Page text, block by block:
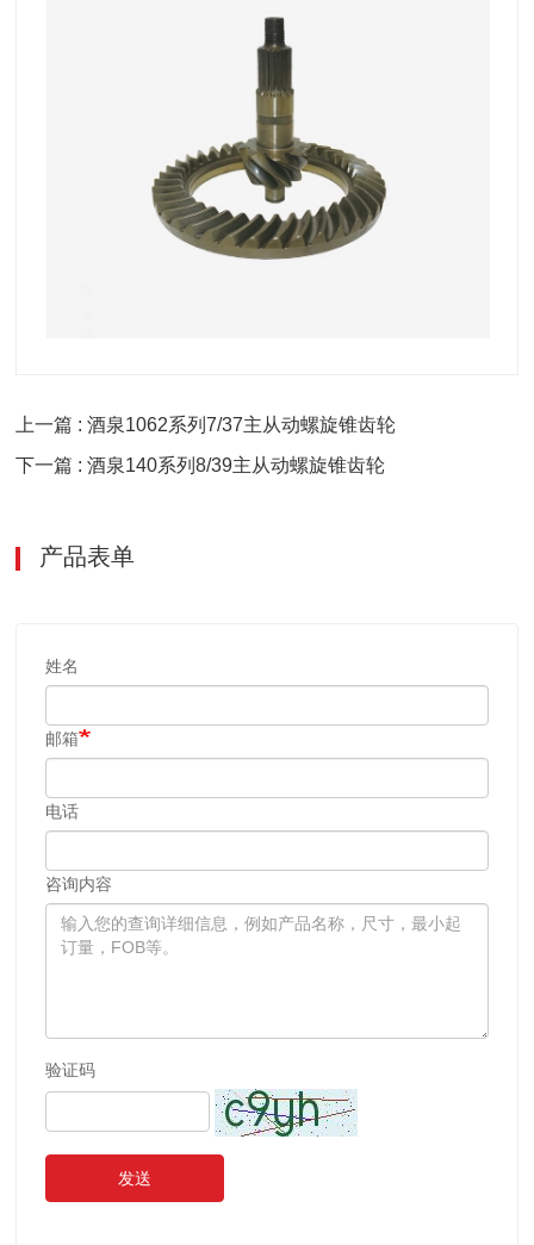
上一篇 : 酒泉1062系列7/37主从动螺旋锥齿轮
下一篇 : 酒泉140系列8/39主从动螺旋锥齿轮
产品表单
姓名
邮箱
电话
咨询内容
验证码
发送